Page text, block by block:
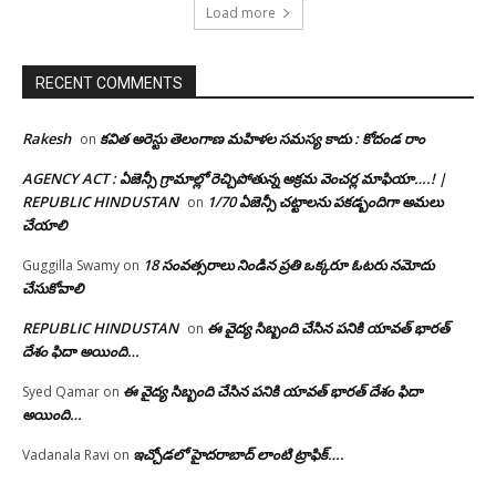
Load more
RECENT COMMENTS
Rakesh on కవిత అరెస్టు తెలంగాణ మహిళల సమస్య కాదు : కోదండ రాం
AGENCY ACT : ఏజెన్సీ గ్రామాల్లో రెచ్చిపోతున్న అక్రమ వెంచర్ల మాఫియా….! |
REPUBLIC HINDUSTAN on 1/70 ఏజెన్సీ చట్టాలను పకడ్బందిగా అమలు
చేయాలి
Guggilla Swamy on 18 సంవత్సరాలు నిండిన ప్రతి ఒక్కరూ ఓటరు నమోదు
చేసుకోవాలి
REPUBLIC HINDUSTAN on ఈ వైద్య సిబ్బంది చేసిన పనికి యావత్ భారత్
దేశం ఫిదా అయింది…
Syed Qamar on ఈ వైద్య సిబ్బంది చేసిన పనికి యావత్ భారత్ దేశం ఫిదా
అయింది…
Vadanala Ravi on ఇచ్చోడలో హైదరాబాద్ లాంటి ట్రాఫిక్….